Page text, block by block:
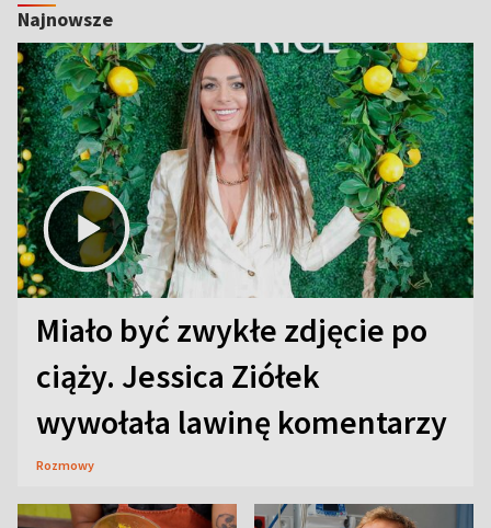
Najnowsze
Miało być zwykłe zdjęcie po
ciąży. Jessica Ziółek
wywołała lawinę komentarzy
Rozmowy